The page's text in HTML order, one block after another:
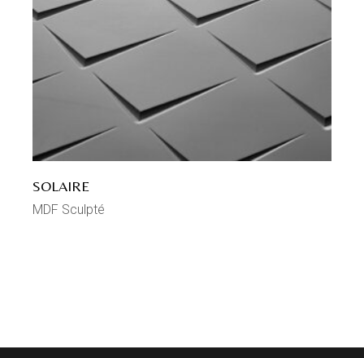
SOLAIRE
MDF Sculpté